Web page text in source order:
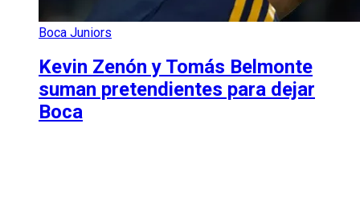
Boca Juniors
Kevin Zenón y Tomás Belmonte
suman pretendientes para dejar
Boca